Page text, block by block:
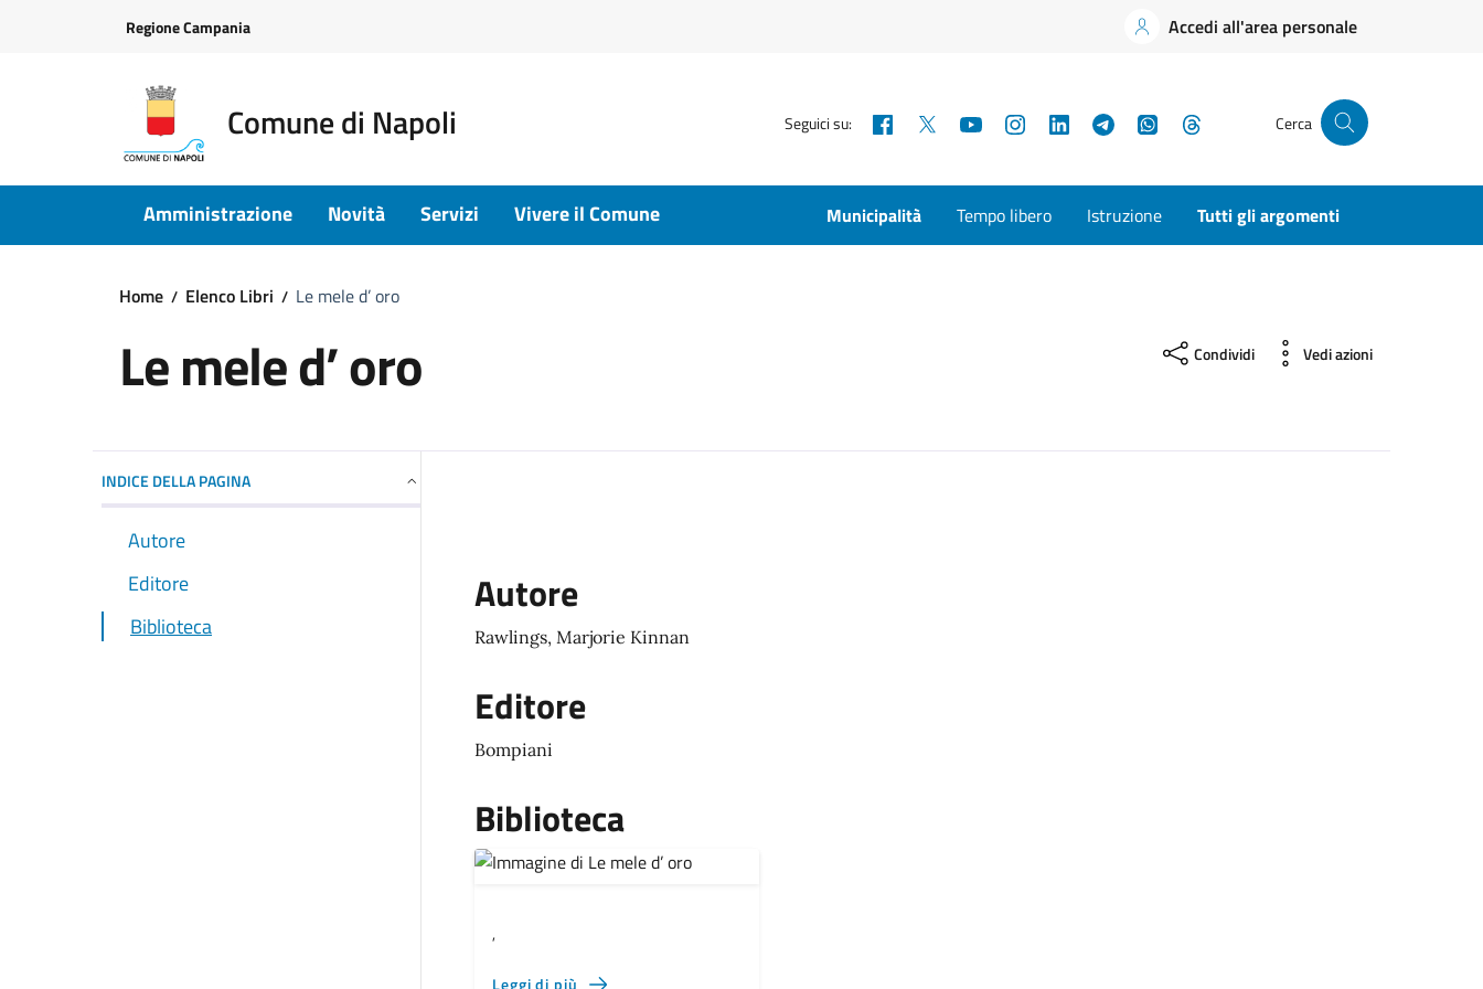
Regione Campania Accedi all'area personale
Comune di Napoli Seguici su: Facebook YouTubeInstagramLinkedInTelegramWhatsApp Cerca
Amministrazione Novità Servizi Vivere il Comune Municipalità Tempo libero Istruzione Tutti gli argomenti
Home Elenco Libri Le mele d’ oro
Le mele d’ oro Condividi Vedi azioni
INDICE DELLA PAGINA
Autore
Editore
Biblioteca
Autore
Rawlings, Marjorie Kinnan
Editore
Bompiani
Biblioteca
,
Leggi di più